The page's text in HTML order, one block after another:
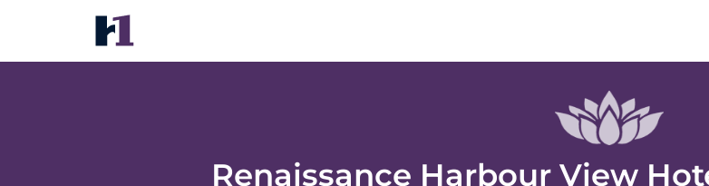
Renaissance Harbour View
Renaissance Harbour View Hotel Hong Kong
Ceny Fotografie Všeobecné